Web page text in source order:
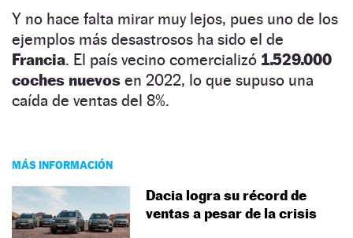
Y no hace falta mirar muy lejos, pues uno de los
ejemplos más desastrosos ha sido el de
Francia. El país vecino comercializó 1.529.000
coches nuevos en 2022, lo que supuso una
caída de ventas del 8%.
MÁS INFORMACIÓN
Dacia logra su récord de
ventas a pesar de la crisis